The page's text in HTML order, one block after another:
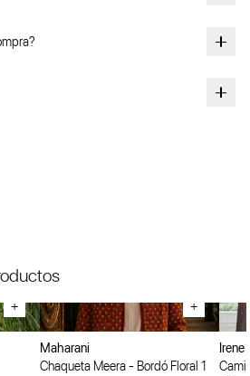
+ +
Maharani
Chaqueta Meera - Bordó Floral 1
Irene